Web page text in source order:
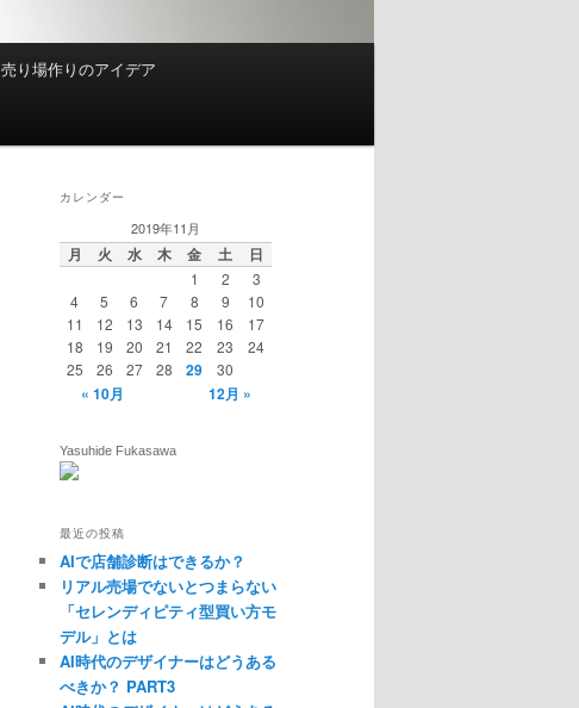
売り場作りのアイデア
カレンダー
2019年11月
月 火 水 木 金 土 日
1 2
3
4
5 6 7 8 9
10
11
12 13 14 15 16
17
18
19 20 21 22 23
24
25
26 27 28 29 30
« 10月 12月 »
Yasuhide Fukasawa
最近の投稿
AIで店舗診断はできるか？
リアル売場でないとつまらない
「セレンディピティ型買い方モ
デル」とは
AI時代のデザイナーはどうある
べきか？ PART3